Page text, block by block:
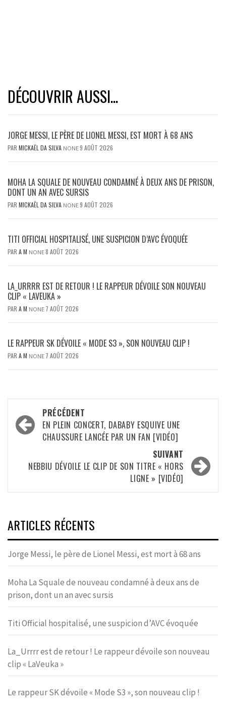
DÉCOUVRIR AUSSI...
JORGE MESSI, LE PÈRE DE LIONEL MESSI, EST MORT À 68 ANS
PAR MICKAËL DA SILVA NONE9 AOÛT 2026
MOHA LA SQUALE DE NOUVEAU CONDAMNÉ À DEUX ANS DE PRISON,
DONT UN AN AVEC SURSIS
PAR MICKAËL DA SILVA NONE9 AOÛT 2026
TITI OFFICIAL HOSPITALISÉ, UNE SUSPICION D’AVC ÉVOQUÉE
PAR A M NONE8 AOÛT 2026
LA_URRRR EST DE RETOUR ! LE RAPPEUR DÉVOILE SON NOUVEAU
CLIP « LAVEUKA »
PAR A M NONE 7 AOÛT 2026
LE RAPPEUR SK DÉVOILE « MODE S3 », SON NOUVEAU CLIP !
PAR A M NONE 7 AOÛT 2026
Navigation
d’article
PRÉCÉDENT
EN PLEIN CONCERT, DABABY ESQUIVE UNE
CHAUSSURE LANCÉE PAR UN FAN [VIDÉO]
SUIVANT
NEBBIU DÉVOILE LE CLIP DE SON TITRE « HORS
LIGNE » [VIDÉO]
ARTICLES RÉCENTS
Jorge Messi, le père de Lionel Messi, est mort à 68 ans
Moha La Squale de nouveau condamné à deux ans de
prison, dont un an avec sursis
Titi Official hospitalisé, une suspicion d’AVC évoquée
La_Urrrr est de retour ! Le rappeur dévoile son nouveau
clip « LaVeuka »
Le rappeur SK dévoile « Mode S3 », son nouveau clip !